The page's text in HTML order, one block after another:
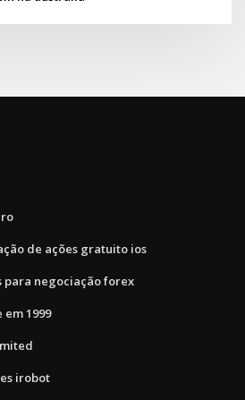
de ações gratuito ios
para negociação forex
1999
irobot